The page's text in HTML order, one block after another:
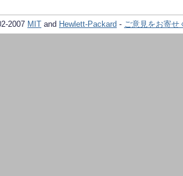
2007 MIT and Hewlett-Packard - ご意見をお寄せ